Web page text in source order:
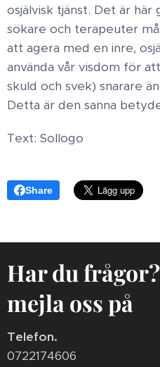
osjälvisk tjänst. Det är här
sökare och terapeuter
att agera med en inre,
använda vår visdom för
skuld och svek) snarare
Detta är den sanna
Text: Sollogo
Share
Har du
mejla oss på
Telefon.
0722174606